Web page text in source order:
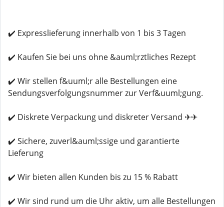
✔️ Expresslieferung innerhalb von 1 bis 3 Tagen
✔️ Kaufen Sie bei uns ohne &auml;rztliches Rezept
✔️ Wir stellen f&uuml;r alle Bestellungen eine
Sendungsverfolgungsnummer zur Verf&uuml;gung.
✔️ Diskrete Verpackung und diskreter Versand ✈✈
✔️ Sichere, zuverl&auml;ssige und garantierte
Lieferung
✔️ Wir bieten allen Kunden bis zu 15 % Rabatt
✔️ Wir sind rund um die Uhr aktiv, um alle Bestellungen